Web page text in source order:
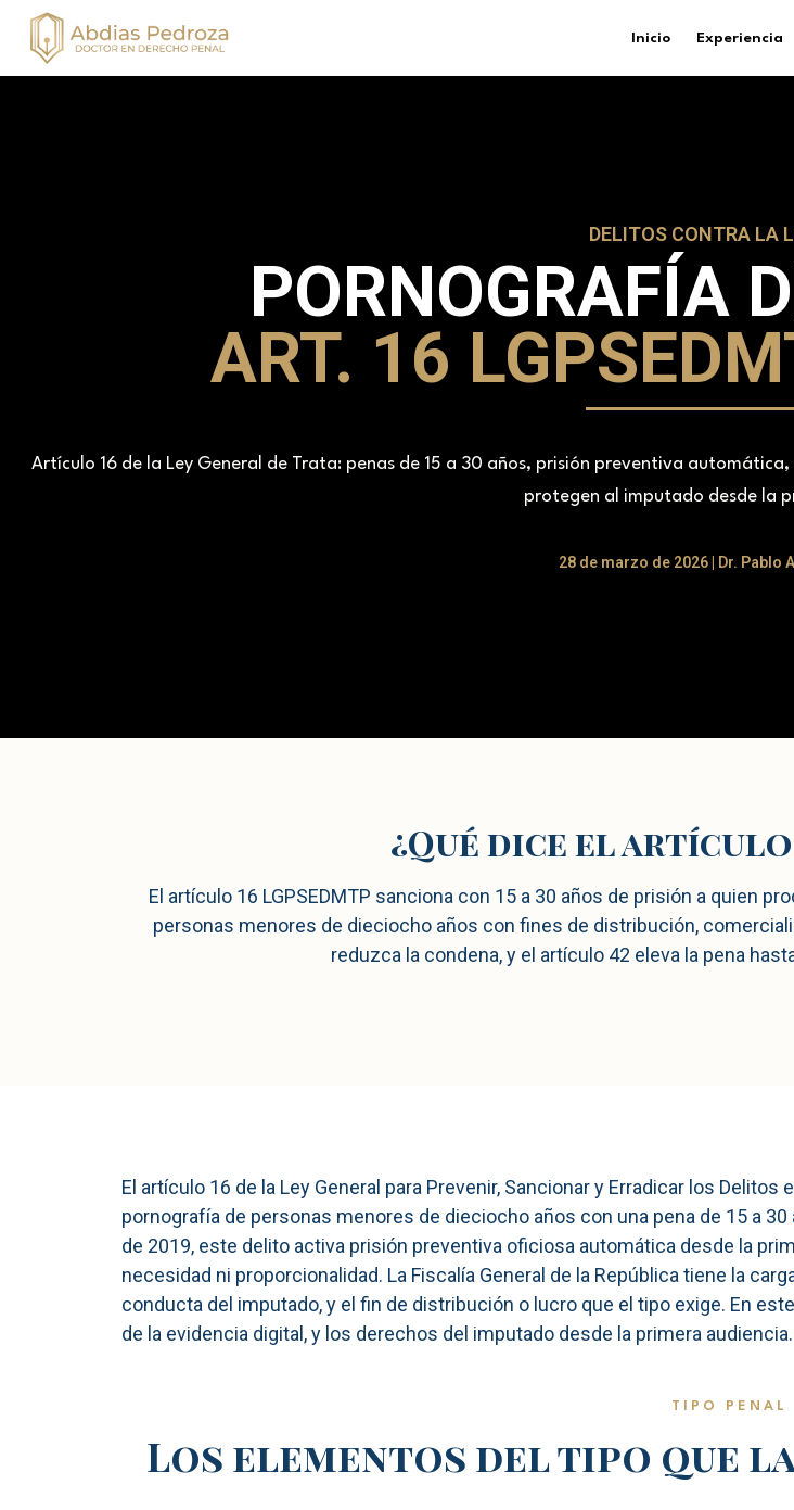
Inicio Experiencia
DELITOS CONTRA LA
PORNOGRAFÍA
ART. 16
Artículo 16 de la Ley General de Trata: penas de 15 a 30 años, prisión preventiva
protegen al imputado desde la
28 de marzo de 2026 | Dr. Pablo
¿Qué dice el artículo
El artículo 16 LGPSEDMTP sanciona con 15 a 30 años de prisión a quien
personas menores de dieciocho años con fines de distribución,
reduzca la condena, y el artículo 42 eleva la pena
El artículo 16 de la Ley General para Prevenir, Sancionar y Erradicar los Delitos
pornografía de personas menores de dieciocho años con una pena de 15 a
de 2019, este delito activa prisión preventiva oficiosa automática desde la
necesidad ni proporcionalidad. La Fiscalía General de la República tiene la
conducta del imputado, y el fin de distribución o lucro que el tipo exige. En
de la evidencia digital, y los derechos del imputado desde la primera audiencia.
TIPO PENAL
Los elementos del tipo que